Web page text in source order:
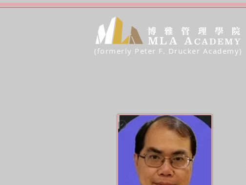
(formerly Peter F. Drucker Academy)